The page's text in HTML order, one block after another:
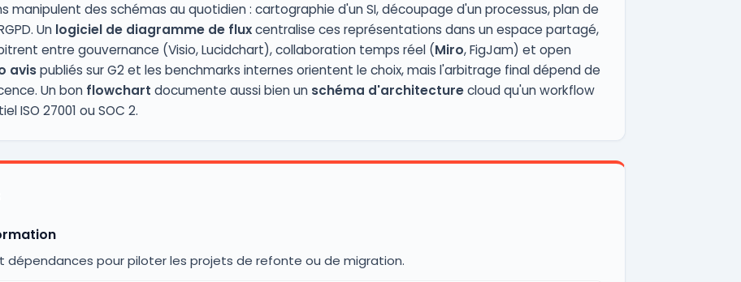
manipulent des schémas au quotidien : cartographie d'un SI, découpage d'un processus, plan de
Un logiciel de diagramme de fluxcentralise ces représentations dans un espace partagé,
entre gouvernance (Visio, Lucidchart), collaboration temps réel (Miro, FigJam) et open
avispubliés sur G2 et les benchmarks internes orientent le choix, mais l'arbitrage final dépend de
Un bon flowchart documente aussi bien un schéma d'architecturecloud qu'un workflow
ISO 27001 ou SOC 2.
dépendances pour piloter les projets de refonte ou de migration.